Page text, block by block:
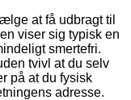
at få udbragt til
viser sig typisk en
smertefri.
tvivl at du selv
på at du fysisk
adresse.